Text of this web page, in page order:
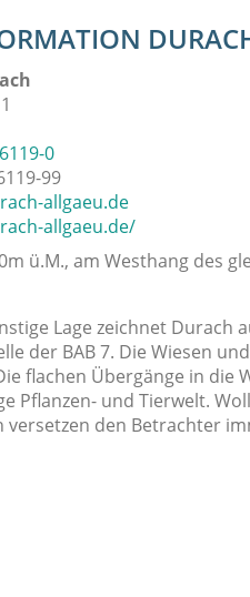
0
99
allgaeu.de
allgaeu.de/
ü.M., am Westhang des
Lage zeichnet Durach
der BAB 7. Die Wiesen
flachen Übergänge in
Pflanzen- und Tierwelt.
versetzen den Betrachter